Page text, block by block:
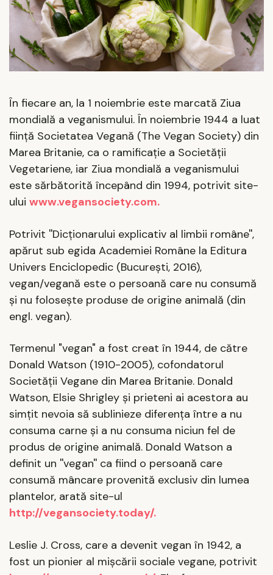
În fiecare an, la 1 noiembrie este marcată Ziua
mondială a veganismului. În noiembrie 1944 a luat
fiinţă Societatea Vegană (The Vegan Society) din
Marea Britanie, ca o ramificaţie a Societăţii
Vegetariene, iar Ziua mondială a veganismului
este sărbătorită începând din 1994, potrivit site-
ului www.vegansociety.com.
Potrivit ''Dicţionarului explicativ al limbii române'',
apărut sub egida Academiei Române la Editura
Univers Enciclopedic (Bucureşti, 2016),
vegan/vegană este o persoană care nu consumă
şi nu foloseşte produse de origine animală (din
engl. vegan).
Termenul "vegan" a fost creat în 1944, de către
Donald Watson (1910-2005), cofondatorul
Societăţii Vegane din Marea Britanie. Donald
Watson, Elsie Shrigley şi prieteni ai acestora au
simţit nevoia să sublinieze diferenţa între a nu
consuma carne şi a nu consuma niciun fel de
produs de origine animală. Donald Watson a
definit un ''vegan'' ca fiind o persoană care
consumă mâncare provenită exclusiv din lumea
plantelor, arată site-ul
http://vegansociety.today/.
Leslie J. Cross, care a devenit vegan în 1942, a
fost un pionier al mişcării sociale vegane, potrivit